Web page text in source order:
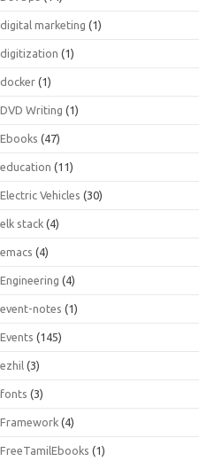
digital marketing (1)
digitization (1)
docker (1)
DVD Writing (1)
Ebooks (47)
education (11)
Electric Vehicles (30)
elk stack (4)
emacs (4)
Engineering (4)
event-notes (1)
Events (145)
ezhil (3)
fonts (3)
Framework (4)
FreeTamilEbooks (1)